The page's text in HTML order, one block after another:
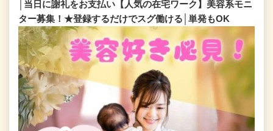
│当日に謝礼をお支払い【人気の在宅ワーク】美容系モニ
ター募集！★登録するだけでスグ働ける│単発もOK